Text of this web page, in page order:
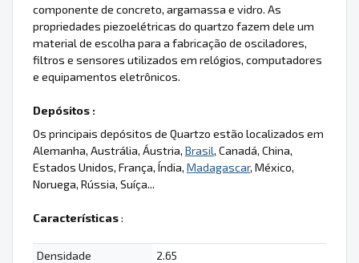
componente de concreto, argamassa e vidro. As
propriedades piezoelétricas do quartzo fazem dele um
material de escolha para a fabricação de osciladores,
filtros e sensores utilizados em relógios, computadores
e equipamentos eletrônicos.
Depósitos :
Os principais depósitos de Quartzo estão localizados em
Alemanha, Austrália, Áustria, Brasil, Canadá, China,
Estados Unidos, França, Índia, Madagascar, México,
Noruega, Rússia, Suíça...
Características:
Densidade
2.65